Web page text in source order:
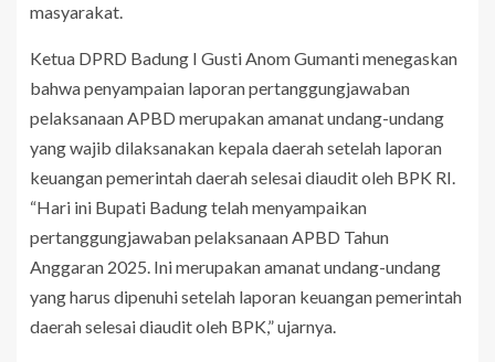
masyarakat.
Ketua DPRD Badung I Gusti Anom Gumanti menegaskan
bahwa penyampaian laporan pertanggungjawaban
pelaksanaan APBD merupakan amanat undang-undang
yang wajib dilaksanakan kepala daerah setelah laporan
keuangan pemerintah daerah selesai diaudit oleh BPK RI.
“Hari ini Bupati Badung telah menyampaikan
pertanggungjawaban pelaksanaan APBD Tahun
Anggaran 2025. Ini merupakan amanat undang-undang
yang harus dipenuhi setelah laporan keuangan pemerintah
daerah selesai diaudit oleh BPK,” ujarnya.